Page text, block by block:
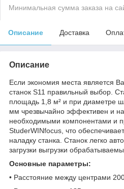
Минимальная сумма заказа на
Описание Доставка
Описание
Если экономия места является
станок S11 правильный выбор.
площадь 1,8 м² и при диаметре
мм чрезвычайно эффективен и
необходимыми компонентами и
StuderWINfocus, что
наладку станка. Станок легко
загрузки выгрузки
Основные параметры:
• Расстояние между центрами